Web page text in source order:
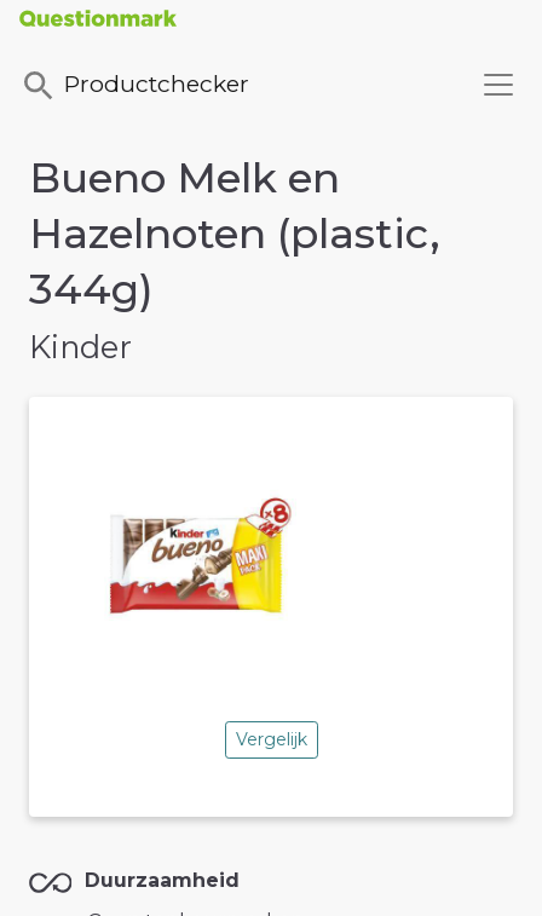
Productchecker
Bueno Melk en
Hazelnoten (plastic,
344g)
Kinder
Vergelijk
Duurzaamheid